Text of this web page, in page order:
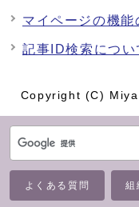
よくある質問 組
マイページの機能
記事ID検索につい
Copyright (C)